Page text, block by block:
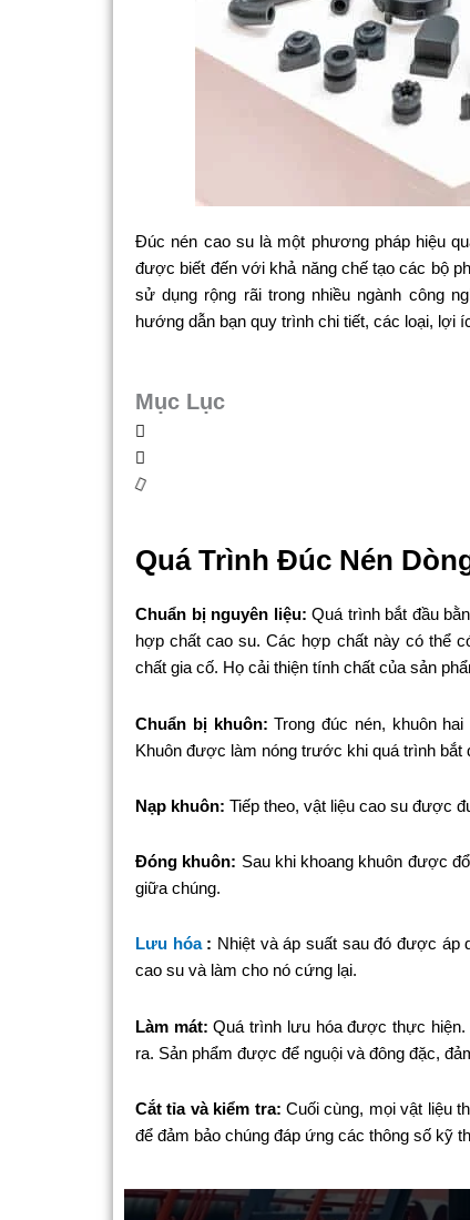
Đúc nén cao su là một phương pháp hiệu
được biết đến với khả năng chế tạo các bộ
sử dụng rộng rãi trong nhiều ngành công
hướng dẫn bạn quy trình chi tiết, các loại, lợi
Mục Lục
Quá Trình Đúc Nén
Chuẩn bị nguyên liệu: Quá trình bắt đầu
hợp chất cao su. Các hợp chất này có thể
chất gia cố. Họ cải thiện tính chất của sản
Chuẩn bị khuôn: Trong đúc nén, khuôn
Khuôn được làm nóng trước khi quá trình bắt
Nạp khuôn: Tiếp theo, vật liệu cao su được
Đóng khuôn: Sau khi khoang khuôn được
giữa chúng.
Lưu hóa: Nhiệt và áp suất sau đó được áp
cao su và làm cho nó cứng lại.
Làm mát: Quá trình lưu hóa được thực
ra. Sản phẩm được để nguội và đông đặc,
Cắt tỉa và kiểm tra: Cuối cùng, mọi vật liệu
để đảm bảo chúng đáp ứng các thông số kỹ